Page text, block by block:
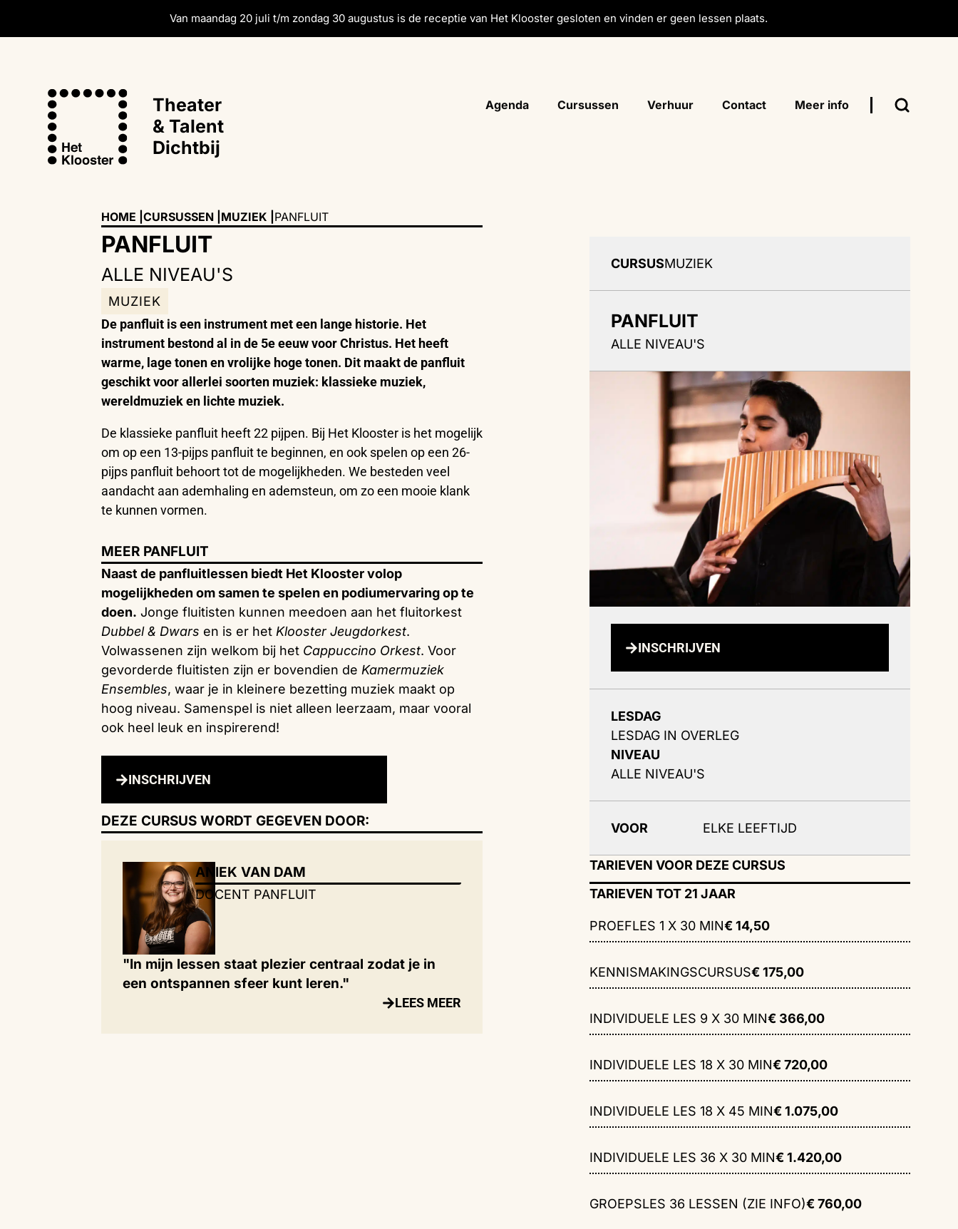
Van maandag 20 juli t/m zondag 30 augustus is de receptie van Het Klooster gesloten en vinden er geen lessen plaats.
Theater
& Talent
Dichtbij
Agenda Cursussen Verhuur Contact Meer info
HOME |CURSUSSEN | MUZIEK PANFLUIT
PANFLUIT
ALLE NIVEAU'S
MUZIEK
De panfluit is een instrument met een lange historie. Het
instrument bestond al in de 5e eeuw voor Christus. Het heeft
warme, lage tonen en vrolijke hoge tonen. Dit maakt de panfluit
geschikt voor allerlei soorten muziek: klassieke muziek,
wereldmuziek en lichte muziek.
De klassieke panfluit heeft 22 pijpen. Bij Het Klooster is het mogelijk
om op een 13-pijps panfluit te beginnen, en ook spelen op een 26-
pijps panfluit behoort tot de mogelijkheden. We besteden veel
aandacht aan ademhaling en ademsteun, om zo een mooie klank
te kunnen vormen.
MEER PANFLUIT
Naast de panfluitlessen biedt Het Klooster volop
mogelijkheden om samen te spelen en podiumervaring op te
doen. Jonge fluitisten kunnen meedoen aan het fluitorkest
Dubbel & Dwars en is er het Klooster Jeugdorkest.
Volwassenen zijn welkom bij het Cappuccino Orkest. Voor
gevorderde fluitisten zijn er bovendien de Kamermuziek
Ensembles, waar je in kleinere bezetting muziek maakt op
hoog niveau. Samenspel is niet alleen leerzaam, maar vooral
ook heel leuk en inspirerend!
INSCHRIJVEN
DEZE CURSUS WORDT GEGEVEN DOOR:
ANIEK VAN DAM
DOCENT PANFLUIT
"In mijn lessen staat plezier centraal zodat je in
een ontspannen sfeer kunt leren."
LEES MEER
CURSUSMUZIEK
PANFLUIT
ALLE NIVEAU'S
INSCHRIJVEN
LESDAG
LESDAG IN OVERLEG
NIVEAU
ALLE NIVEAU'S
VOOR ELKE LEEFTIJD
TARIEVEN VOOR DEZE CURSUS
TARIEVEN TOT 21 JAAR
PROEFLES 1 X 30 MIN€ 14,50
KENNISMAKINGSCURSUS€ 175,00
INDIVIDUELE LES 9 X 30 MIN€ 366,00
INDIVIDUELE LES 18 X 30 MIN€ 720,00
INDIVIDUELE LES 18 X 45 MIN€ 1.075,00
INDIVIDUELE LES 36 X 30 MIN€ 1.420,00
GROEPSLES 36 LESSEN (ZIE INFO)€ 760,00